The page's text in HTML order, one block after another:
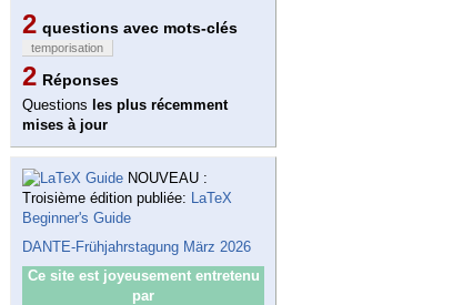
2 questions avec mots-clés
temporisation
2 Réponses
Questions les plus récemment
mises à jour
NOUVEAU :
Troisième édition publiée: LaTeX
Beginner's Guide
DANTE-Frühjahrstagung März 2026
Ce site est joyeusement entretenu
par